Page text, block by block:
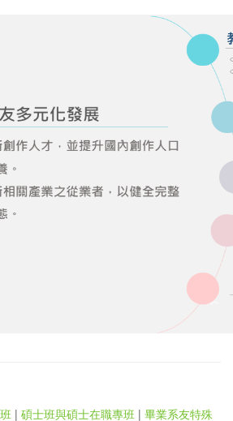
| 碩士班與碩士在職專班 | 畢業系友特殊